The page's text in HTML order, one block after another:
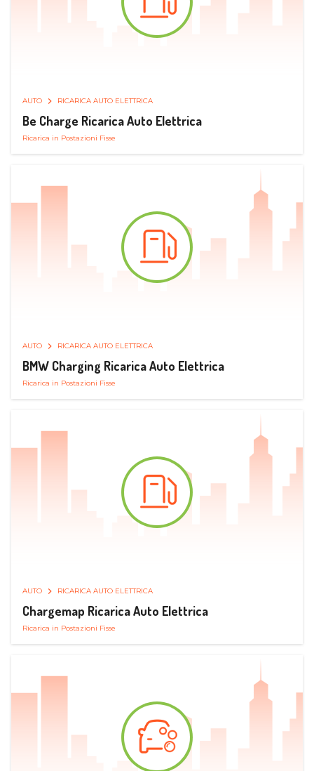
AUTO RICARICA AUTO ELETTRICA
Be Charge Ricarica Auto Elettrica
Ricarica in Postazioni Fisse
AUTO RICARICA AUTO ELETTRICA
BMW Charging Ricarica Auto Elettrica
Ricarica in Postazioni Fisse
AUTO RICARICA AUTO ELETTRICA
Chargemap Ricarica Auto Elettrica
Ricarica in Postazioni Fisse